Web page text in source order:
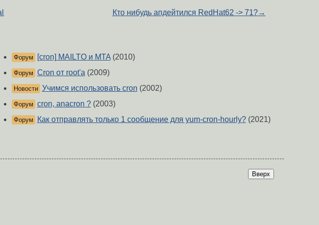
Кто нибудь апдейтился RedHat62 -> 71?→
Форум [cron] MAILTO и MTA(2010)
Форум Cron от root'а(2009)
Новости Учимся использовать cron (2002)
Форум cron, anacron ?(2003)
Форум Как отправлять только 1 сообщение для yum-cron-hourly?(2021)
Вверх